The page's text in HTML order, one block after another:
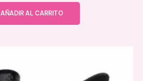
AÑADIR AL CARRITO